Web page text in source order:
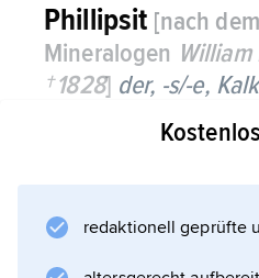
Phillipsit [nach
Mineralogen William
† 1828] der, -s/-e,
farbloses oder weißes,
3 redaktionell geprüfte